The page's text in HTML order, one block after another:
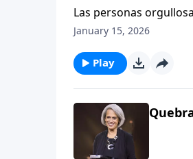
Las personas
reputación, al
morir a su yo. Nancy
January 15, 2026
Play